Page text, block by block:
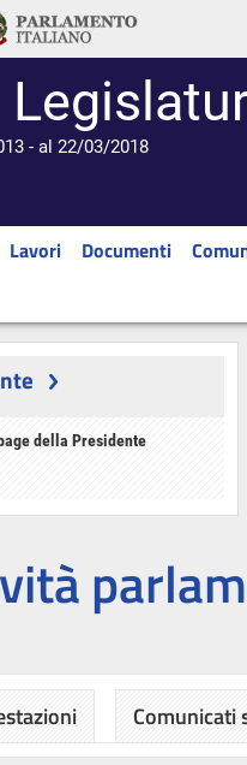
- al 22/03/2018
Lavori Documenti
della Presidente
Comunicati